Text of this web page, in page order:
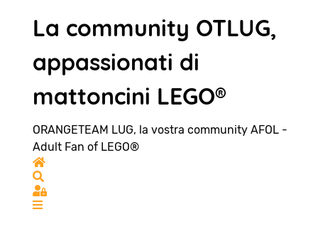
La community OTLUG,
appassionati di
mattoncini LEGO®
ORANGETEAM LUG, la vostra community AFOL -
Adult Fan of LEGO®
Home
Sign In